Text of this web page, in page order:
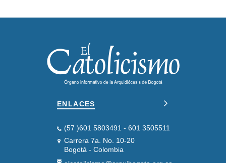
ENLACES
(57 )601 5803491 - 601 3505511
Carrera 7a. No. 10-20
Bogotá - Colombia